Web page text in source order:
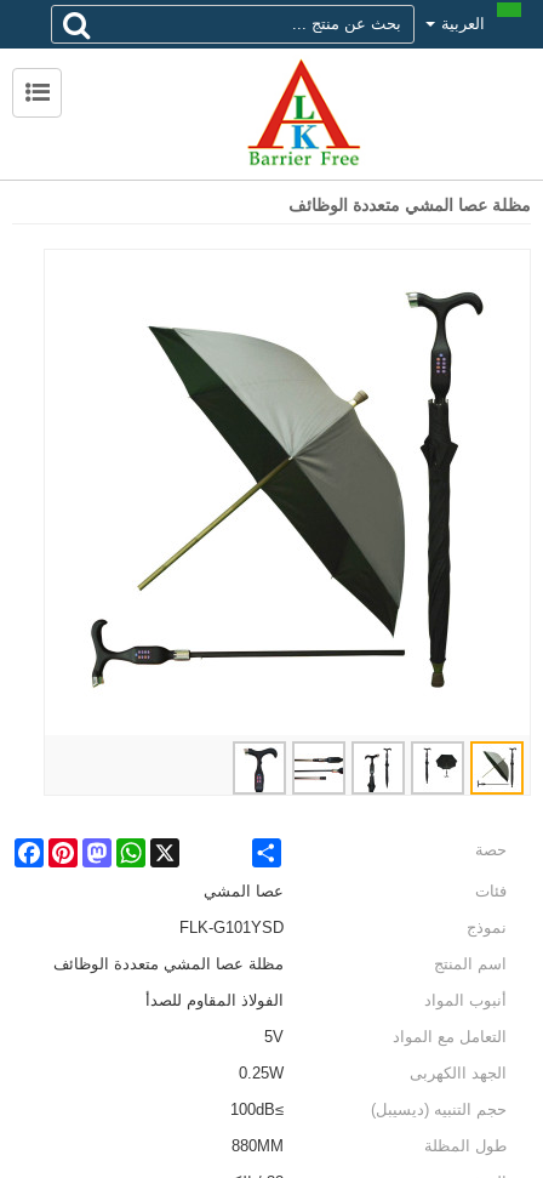
العربية
مظلة عصا المشي متعددة الوظائف
حصة Share
Pinterest
Mastodon
WhatsApp X
فئات
عصا المشي
نموذج
FLK-G101YSD
اسم المنتج
مظلة عصا المشي متعددة الوظائف
أنبوب المواد
الفولاذ المقاوم للصدأ
التعامل مع المواد
5V
الجهد االكهربى
0.25W
حجم التنبيه (ديسيبل)
≥100dB
طول المظلة
880MM